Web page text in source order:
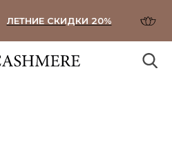
ЛЕТНИЕ СКИДКИ 20%